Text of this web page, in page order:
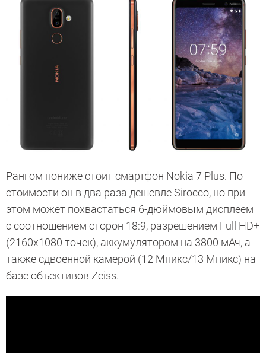
Рангом пониже стоит смартфон Nokia 7 Plus. По
стоимости он в два раза дешевле Sirocco, но при
этом может похвастаться 6-дюймовым дисплеем
с соотношением сторон 18:9, разрешением Full HD+
(2160х1080 точек), аккумулятором на 3800 мАч, а
также сдвоенной камерой (12 Мпикс/13 Мпикс) на
базе объективов Zeiss.